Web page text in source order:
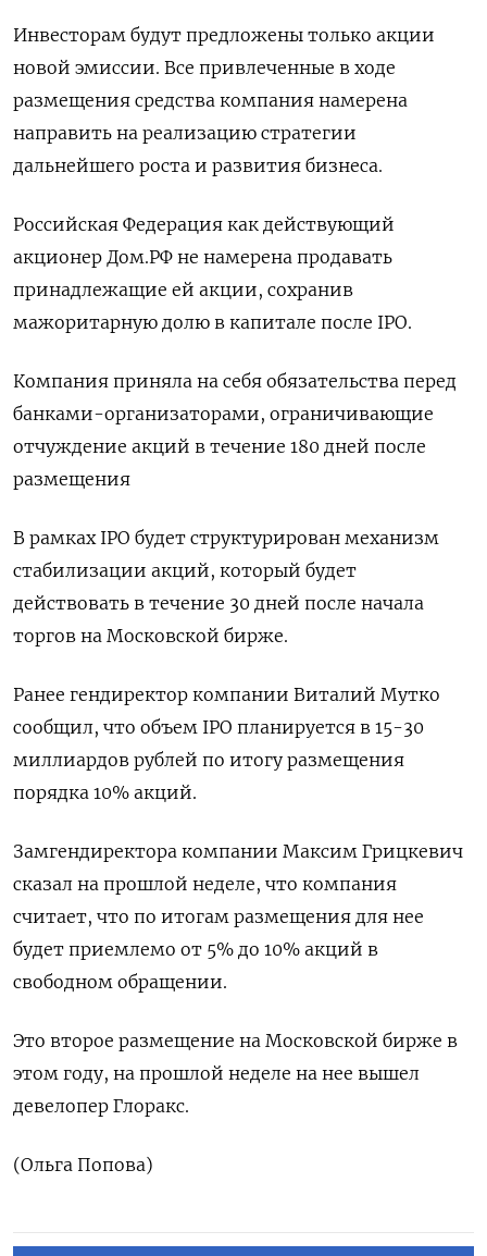
Инвесторам будут предложены только акции
новой эмиссии. Все привлеченные в ходе
размещения средства компания намерена
направить на реализацию стратегии
дальнейшего роста и развития бизнеса.
Российская Федерация как действующий
акционер Дом.РФ не намерена продавать
принадлежащие ей акции, сохранив
мажоритарную долю в капитале после IPO.
Компания приняла на себя обязательства перед
банками-организаторами, ограничивающие
отчуждение акций в течение 180 дней после
размещения
В рамках IPO будет структурирован механизм
стабилизации акций, который будет
действовать в течение 30 дней после начала
торгов на Московской бирже.
Ранее гендиректор компании Виталий Мутко
сообщил, что объем IPO планируется в 15-30
миллиардов рублей по итогу размещения
порядка 10% акций.
Замгендиректора компании Максим Грицкевич
сказал на прошлой неделе, что компания
считает, что по итогам размещения для нее
будет приемлемо от 5% до 10% акций в
свободном обращении.
Это второе размещение на Московской бирже в
этом году, на прошлой неделе на нее вышел
девелопер Глоракс.
(Ольга Попова)